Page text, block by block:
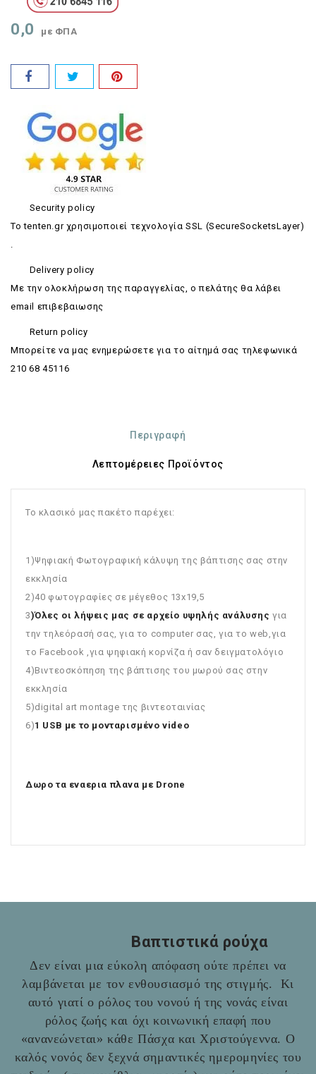
0,0 με ΦΠΑ
Security policy
Το tenten.gr χρησιμοποιεί τεχνολογία SSL (SecureSocketsLayer)
.
Delivery policy
Με την ολοκλήρωση της παραγγελίας, ο πελάτης θα λάβει
email επιβεβαιωσης
Return policy
Mπορείτε να μας ενημερώσετε για το αίτημά σας τηλεφωνικά
210 68 45116
Περιγραφή
Λεπτομέρειες Προϊόντος
Το κλασικό μας πακέτο παρέχει:
1)Ψηφιακή Φωτογραφική κάλυψη της βάπτισης σας στην
εκκλησία
2)40 φωτογραφίες σε μέγεθος 13x19,5
3)Όλες οι λήψεις μας σε αρχείο υψηλής ανάλυσης για
την τηλεόρασή σας, για το computer σας, για το web,για
το Facebook ,για ψηφιακή κορνίζα ή σαν δειγματολόγιο
4)Βιντεοσκόπηση της βάπτισης του μωρού σας στην
εκκλησία
5)digital art montage της βιντεοταινίας
6)1 USB με το μονταρισμένο video
Δωρο τα εναερια πλανα με Drone
Βαπτιστικά ρούχα
Δεν είναι μια εύκολη απόφαση ούτε πρέπει να
λαμβάνεται με τον ενθουσιασμό της στιγμής. Κι
αυτό γιατί ο ρόλος του νονού ή της νονάς είναι
ρόλος ζωής και όχι κοινωνική επαφή που
«ανανεώνεται» κάθε Πάσχα και Χριστούγεννα. Ο
καλός νονός δεν ξεχνά σημαντικές ημερομηνίες του